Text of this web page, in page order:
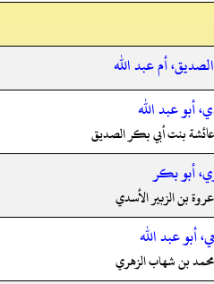
أم عبد الله
أبو عبد الله
بنت أبي بكر الصديق
أبو بكر
بن الزبير الأسدي
أبو عبد الله
بن شهاب الزهري